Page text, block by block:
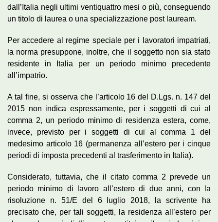
dall’Italia negli ultimi ventiquattro mesi o più, conseguendo
un titolo di laurea o una specializzazione post lauream.
Per accedere al regime speciale per i lavoratori impatriati,
la norma presuppone, inoltre, che il soggetto non sia stato
residente in Italia per un periodo minimo precedente
all’impatrio.
A tal fine, si osserva che l’articolo 16 del D.Lgs. n. 147 del
2015 non indica espressamente, per i soggetti di cui al
comma 2, un periodo minimo di residenza estera, come,
invece, previsto per i soggetti di cui al comma 1 del
medesimo articolo 16 (permanenza all’estero per i cinque
periodi di imposta precedenti al trasferimento in Italia).
Considerato, tuttavia, che il citato comma 2 prevede un
periodo minimo di lavoro all’estero di due anni, con la
risoluzione n. 51/E del 6 luglio 2018, la scrivente ha
precisato che, per tali soggetti, la residenza all’estero per